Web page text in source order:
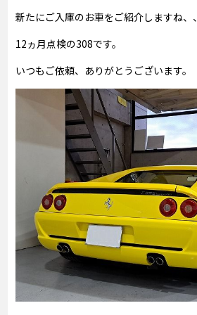
新たにご入庫のお車をご紹介しますね、、
12ヵ月点検の308です。
いつもご依頼、ありがとうございます。